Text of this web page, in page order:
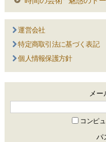
運営会社
特定商取引法に基づく表記
個人情報保護方針
メー
コンピ
パ